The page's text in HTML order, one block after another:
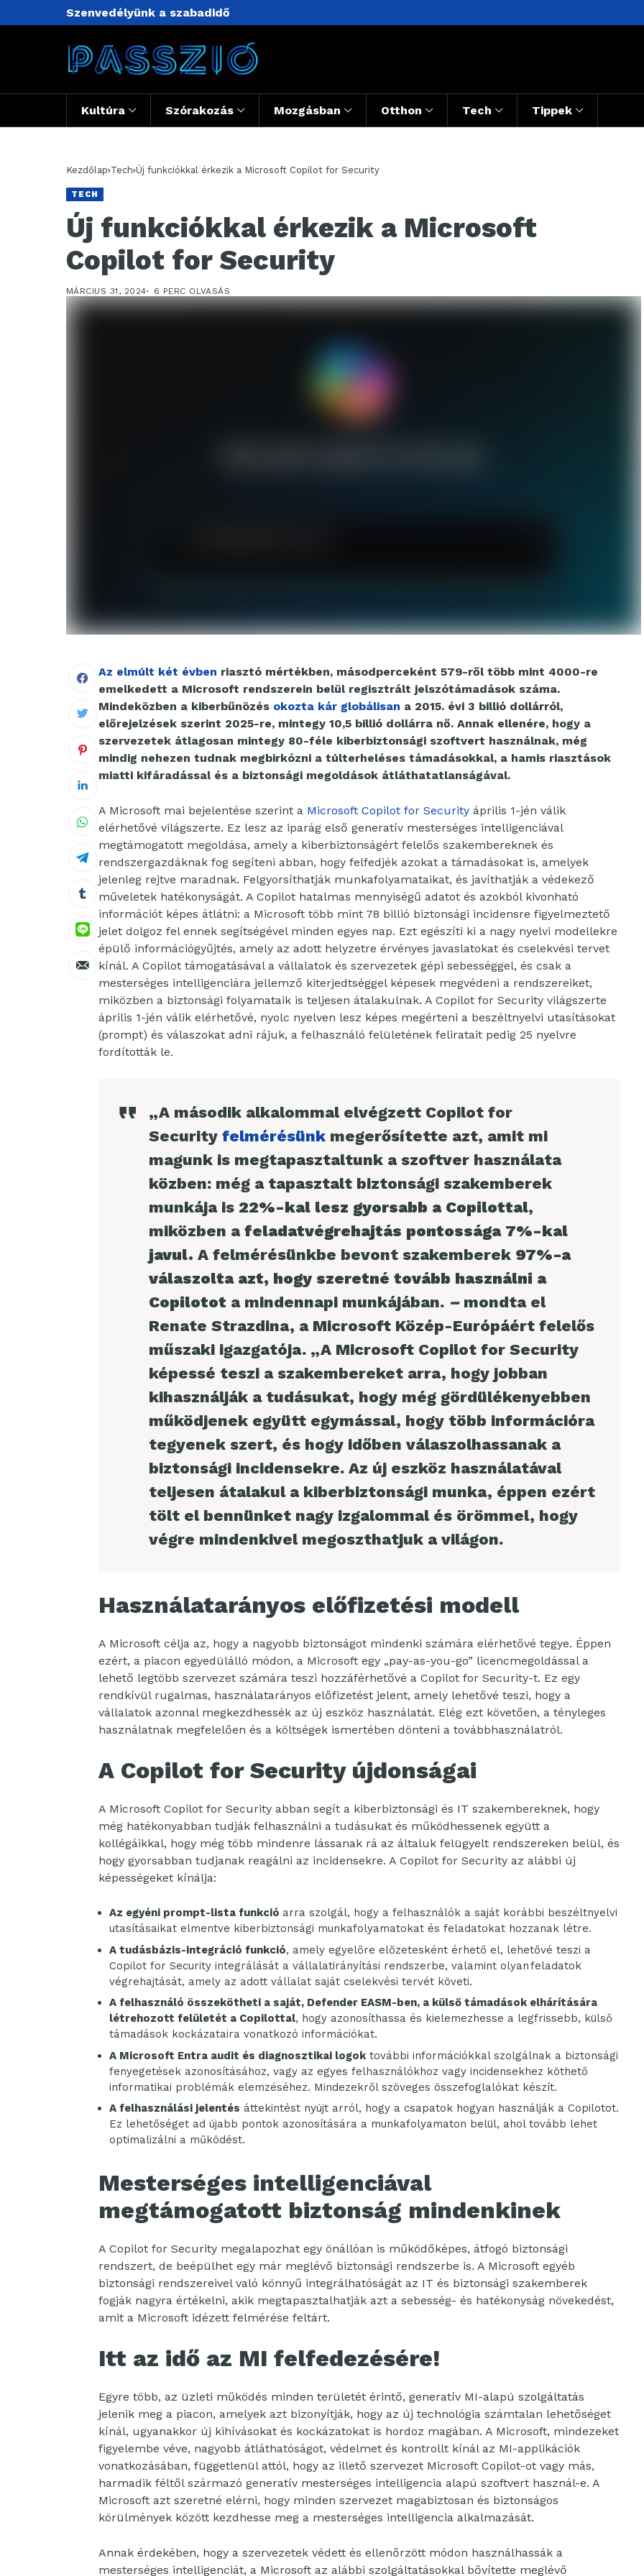
Szenvedélyünk a szabadidő
Kultúra Szórakozás Mozgásban Otthon Tech Tippek
Kezdőlap Tech Új funkciókkal érkezik a Microsoft Copilot for Security
TECH
Új funkciókkal érkezik a Microsoft
Copilot for Security
MÁRCIUS 31, 2024 6 PERC OLVASÁS
Az elmúlt két évben riasztó mértékben, másodperceként 579-ről több mint 4000-re
emelkedett a Microsoft rendszerein belül regisztrált jelszótámadások száma.
Mindeközben a kiberbűnözés okozta kár globálisan a 2015. évi 3 billió dollárról,
előrejelzések szerint 2025-re, mintegy 10,5 billió dollárra nő. Annak ellenére, hogy a
szervezetek átlagosan mintegy 80-féle kiberbiztonsági szoftvert használnak, még
mindig nehezen tudnak megbirkózni a túlterheléses támadásokkal, a hamis riasztások
miatti kifáradással és a biztonsági megoldások átláthatatlanságával.
A Microsoft mai bejelentése szerint a Microsoft Copilot for Security április 1-jén válik
elérhetővé világszerte. Ez lesz az iparág első generatív mesterséges intelligenciával
megtámogatott megoldása, amely a kiberbiztonságért felelős szakembereknek és
rendszergazdáknak fog segíteni abban, hogy felfedjék azokat a támadásokat is, amelyek
jelenleg rejtve maradnak. Felgyorsíthatják munkafolyamataikat, és javíthatják a védekező
műveletek hatékonyságát. A Copilot hatalmas mennyiségű adatot és azokból kivonható
információt képes átlátni: a Microsoft több mint 78 billió biztonsági incidensre figyelmeztető
jelet dolgoz fel ennek segítségével minden egyes nap. Ezt egészíti ki a nagy nyelvi modellekre
épülő információgyűjtés, amely az adott helyzetre érvényes javaslatokat és cselekvési tervet
kínál. A Copilot támogatásával a vállalatok és szervezetek gépi sebességgel, és csak a
mesterséges intelligenciára jellemző kiterjedtséggel képesek megvédeni a rendszereiket,
miközben a biztonsági folyamataik is teljesen átalakulnak. A Copilot for Security világszerte
április 1-jén válik elérhetővé, nyolc nyelven lesz képes megérteni a beszéltnyelvi utasításokat
(prompt) és válaszokat adni rájuk, a felhasználó felületének feliratait pedig 25 nyelvre
fordították le.
„A második alkalommal elvégzett Copilot for
Security felmérésünk megerősítette azt, amit mi
magunk is megtapasztaltunk a szoftver használata
közben: még a tapasztalt biztonsági szakemberek
munkája is 22%-kal lesz gyorsabb a Copilottal,
miközben a feladatvégrehajtás pontossága 7%-kal
javul. A felmérésünkbe bevont szakemberek 97%-a
válaszolta azt, hogy szeretné tovább használni a
Copilotot a mindennapi munkájában. – mondta el
Renate Strazdina, a Microsoft Közép-Európáért felelős
műszaki igazgatója. „A Microsoft Copilot for Security
képessé teszi a szakembereket arra, hogy jobban
kihasználják a tudásukat, hogy még gördülékenyebben
működjenek együtt egymással, hogy több információra
tegyenek szert, és hogy időben válaszolhassanak a
biztonsági incidensekre. Az új eszköz használatával
teljesen átalakul a kiberbiztonsági munka, éppen ezért
tölt el bennünket nagy izgalommal és örömmel, hogy
végre mindenkivel megoszthatjuk a világon.
Használatarányos előfizetési modell
A Microsoft célja az, hogy a nagyobb biztonságot mindenki számára elérhetővé tegye. Éppen
ezért, a piacon egyedülálló módon, a Microsoft egy „pay-as-you-go” licencmegoldással a
lehető legtöbb szervezet számára teszi hozzáférhetővé a Copilot for Security-t. Ez egy
rendkívül rugalmas, használatarányos előfizetést jelent, amely lehetővé teszi, hogy a
vállalatok azonnal megkezdhessék az új eszköz használatát. Elég ezt követően, a tényleges
használatnak megfelelően és a költségek ismertében dönteni a továbbhasználatról.
A Copilot for Security újdonságai
A Microsoft Copilot for Security abban segít a kiberbiztonsági és IT szakembereknek, hogy
még hatékonyabban tudják felhasználni a tudásukat és működhessenek együtt a
kollégáikkal, hogy még több mindenre lássanak rá az általuk felügyelt rendszereken belül, és
hogy gyorsabban tudjanak reagálni az incidensekre. A Copilot for Security az alábbi új
képességeket kínálja:
Az egyéni prompt-lista funkció arra szolgál, hogy a felhasználók a saját korábbi beszéltnyelvi
utasításaikat elmentve kiberbiztonsági munkafolyamatokat és feladatokat hozzanak létre.
A tudásbázis-integráció funkció, amely egyelőre előzetesként érhető el, lehetővé teszi a
Copilot for Security integrálását a vállalatirányítási rendszerbe, valamint olyan feladatok
végrehajtását, amely az adott vállalat saját cselekvési tervét követi.
A felhasználó összekötheti a saját, Defender EASM-ben, a külső támadások elhárítására
létrehozott felületét a Copilottal, hogy azonosíthassa és kielemezhesse a legfrissebb, külső
támadások kockázataira vonatkozó információkat.
A Microsoft Entra audit és diagnosztikai logoktovábbi információkkal szolgálnak a biztonsági
fenyegetések azonosításához, vagy az egyes felhasználókhoz vagy incidensekhez köthető
informatikai problémák elemzéséhez. Mindezekről szöveges összefoglalókat készít.
A felhasználási jelentés áttekintést nyújt arról, hogy a csapatok hogyan használják a Copilotot.
Ez lehetőséget ad újabb pontok azonosítására a munkafolyamaton belül, ahol tovább lehet
optimalizálni a működést.
Mesterséges intelligenciával
megtámogatott biztonság mindenkinek
A Copilot for Security megalapozhat egy önállóan is működőképes, átfogó biztonsági
rendszert, de beépülhet egy már meglévő biztonsági rendszerbe is. A Microsoft egyéb
biztonsági rendszereivel való könnyű integrálhatóságát az IT és biztonsági szakemberek
fogják nagyra értékelni, akik megtapasztalhatják azt a sebesség- és hatékonyság növekedést,
amit a Microsoft idézett felmérése feltárt.
Itt az idő az MI felfedezésére!
Egyre több, az üzleti működés minden területét érintő, generatív MI-alapú szolgáltatás
jelenik meg a piacon, amelyek azt bizonyítják, hogy az új technológia számtalan lehetőséget
kínál, ugyanakkor új kihívásokat és kockázatokat is hordoz magában. A Microsoft, mindezeket
figyelembe véve, nagyobb átláthatóságot, védelmet és kontrollt kínál az MI-applikációk
vonatkozásában, függetlenül attól, hogy az illető szervezet Microsoft Copilot-ot vagy más,
harmadik féltől származó generatív mesterséges intelligencia alapú szoftvert használ-e. A
Microsoft azt szeretné elérni, hogy minden szervezet magabiztosan és biztonságos
körülmények között kezdhesse meg a mesterséges intelligencia alkalmazását.
Annak érdekében, hogy a szervezetek védett és ellenőrzött módon használhassák a
mesterséges intelligenciát, a Microsoft az alábbi szolgáltatásokkal bővítette meglévő